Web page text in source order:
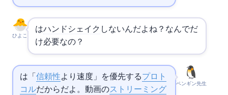
ひよこ
はハンドシェイク しないんだよね？なんでだ
け必要なの？
ペンギン先生
は「 信頼性より速度」を優先するプロト
コルだからだよ。動画のストリーミング